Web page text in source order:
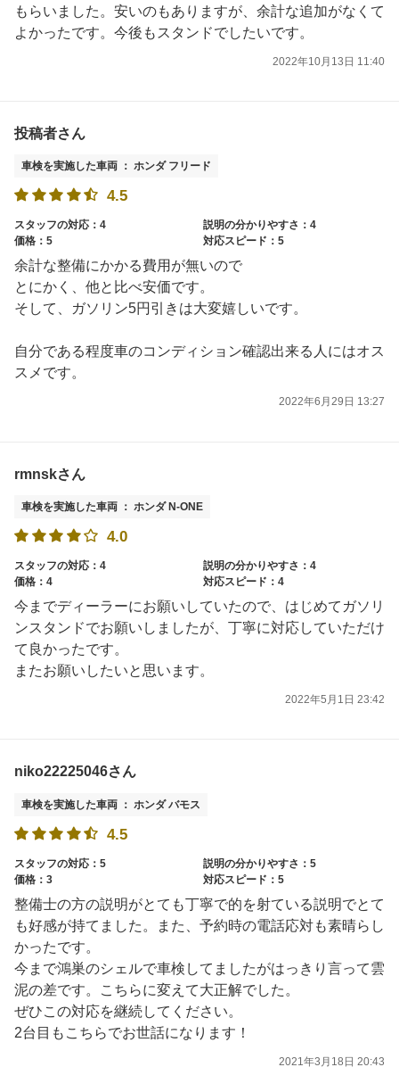
もらいました。安いのもありますが、余計な追加がなくて
よかったです。今後もスタンドでしたいです。
2022年10月13日 11:40
投稿者さん
車検を実施した車両 ： ホンダ フリード
4.5
スタッフの対応：4
説明の分かりやすさ：4
価格：5
対応スピード：5
余計な整備にかかる費用が無いので
とにかく、他と比べ安価です。
そして、ガソリン5円引きは大変嬉しいです。
自分である程度車のコンディション確認出来る人にはオス
スメです。
2022年6月29日 13:27
rmnskさん
車検を実施した車両 ： ホンダ N-ONE
4.0
スタッフの対応：4
説明の分かりやすさ：4
価格：4
対応スピード：4
今までディーラーにお願いしていたので、はじめてガソリ
ンスタンドでお願いしましたが、丁寧に対応していただけ
て良かったです。
またお願いしたいと思います。
2022年5月1日 23:42
niko22225046さん
車検を実施した車両 ： ホンダ バモス
4.5
スタッフの対応：5
説明の分かりやすさ：5
価格：3
対応スピード：5
整備士の方の説明がとても丁寧で的を射ている説明でとて
も好感が持てました。また、予約時の電話応対も素晴らし
かったです。
今まで鴻巣のシェルで車検してましたがはっきり言って雲
泥の差です。こちらに変えて大正解でした。
ぜひこの対応を継続してください。
2台目もこちらでお世話になります！
2021年3月18日 20:43